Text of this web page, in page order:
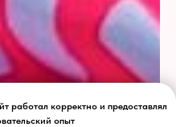
работал корректно и предоставлял
опыт